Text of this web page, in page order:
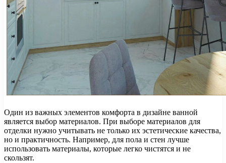
Один из важных элементов комфорта в дизайне ванной
является выбор материалов. При выборе материалов для
отделки нужно учитывать не только их эстетические качества,
но и практичность. Например, для пола и стен лучше
использовать материалы, которые легко чистятся и не
скользят.